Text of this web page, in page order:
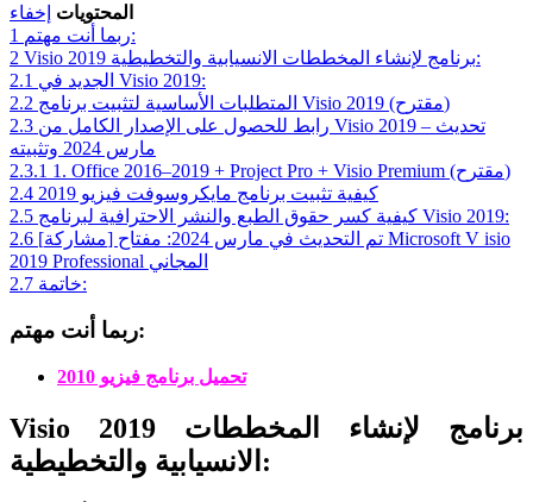
المحتويات إخفاء
1
ربما أنت مهتم:
2
Visio 2019 برنامج لإنشاء المخططات الانسيابية والتخطيطية:
2.1
الجديد في Visio 2019:
2.2
المتطلبات الأساسية لتثبيت برنامج Visio 2019 (مقترح)
2.3 رابط للحصول على الإصدار الكامل من Visio 2019 – تحديث
مارس 2024 وتثبيته
2.3.1
1. Office 2016–2019 + Project Pro + Visio Premium (مقترح)
2.4
كيفية تثبيت برنامج مايكروسوفت فيزيو 2019
2.5
كيفية كسر حقوق الطبع والنشر الاحترافية لبرنامج Visio 2019:
2.6 [مشاركة] تم التحديث في مارس 2024: مفتاح Microsoft V isio
2019 Professional المجاني
2.7
خاتمة:
ربما أنت مهتم:
تحميل برنامج فيزيو 2010
Visio 2019 برنامج لإنشاء المخططات
الانسيابية والتخطيطية: